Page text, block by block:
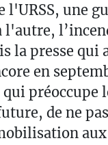
l'URSS, une
l'autre,
la presse qui
en
préoccupe
de ne
aux